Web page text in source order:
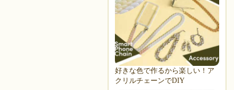
好きな色で作るから楽しい！ア
クリルチェーンでDIY